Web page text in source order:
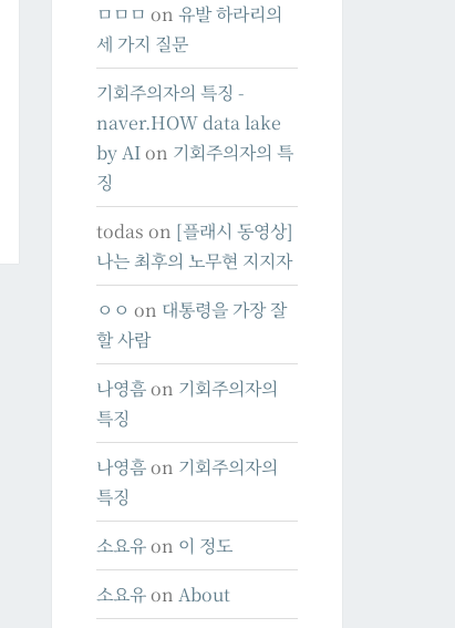
ㅁㅁㅁ on 유발 하라리의
세 가지 질문
기회주의자의 특징 -
naver.HOW data lake
by AIon 기회주의자의 특
징
todas on [플래시 동영상]
나는 최후의 노무현 지지자
ㅇㅇ on 대통령을 가장 잘
할 사람
나영흠on 기회주의자의
특징
나영흠on 기회주의자의
특징
소요유on 이 정도
소요유on About